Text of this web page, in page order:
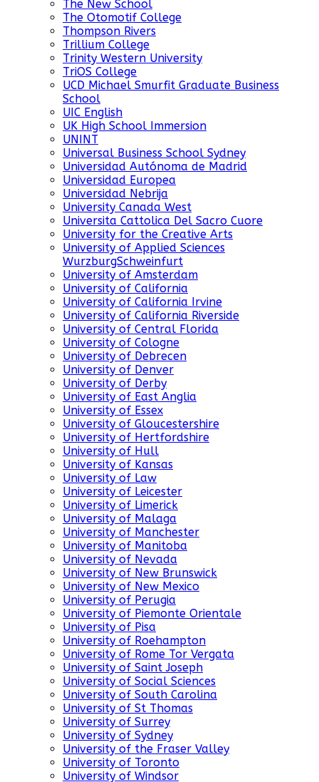
The New School
The Otomotif College
Thompson Rivers
Trillium College
Trinity Western University
TriOS College
UCD Michael Smurfit Graduate Business
School
UIC English
UK High School Immersion
UNINT
Universal Business School Sydney
Universidad Autónoma de Madrid
Universidad Europea
Universidad Nebrija
University Canada West
Universita Cattolica Del Sacro Cuore
University for the Creative Arts
University of Applied Sciences
WurzburgSchweinfurt
University of Amsterdam
University of California
University of California Irvine
University of California Riverside
University of Central Florida
University of Cologne
University of Debrecen
University of Denver
University of Derby
University of East Anglia
University of Essex
University of Gloucestershire
University of Hertfordshire
University of Hull
University of Kansas
University of Law
University of Leicester
University of Limerick
University of Malaga
University of Manchester
University of Manitoba
University of Nevada
University of New Brunswick
University of New Mexico
University of Perugia
University of Piemonte Orientale
University of Pisa
University of Roehampton
University of Rome Tor Vergata
University of Saint Joseph
University of Social Sciences
University of South Carolina
University of St Thomas
University of Surrey
University of Sydney
University of the Fraser Valley
University of Toronto
University of Windsor